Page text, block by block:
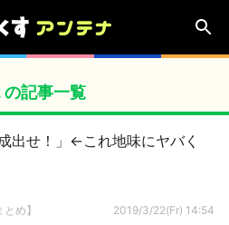
記事一覧
出せ！」←これ地味にヤバく
め】 2019/3/22(Fr) 14:54